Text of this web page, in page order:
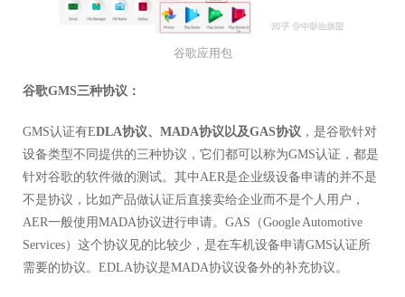
谷歌应用包
谷歌GMS三种协议：
GMS认证有EDLA协议、MADA协议以及GAS协议 ，是谷歌针对
设备类型不同提供的三种协议，它们都可以称为GMS认证，都是
针对谷歌的软件做的测试。其中AER是企业级设备申请的并不是
不是协议，比如产品做认证后直接卖给企业而不是个人用户，
AER一般使用MADA协议进行申请。GAS（Google Automotive
Services）这个协议见的比较少，是在车机设备申请GMS认证所
需要的协议。EDLA协议是MADA协议设备外的补充协议。